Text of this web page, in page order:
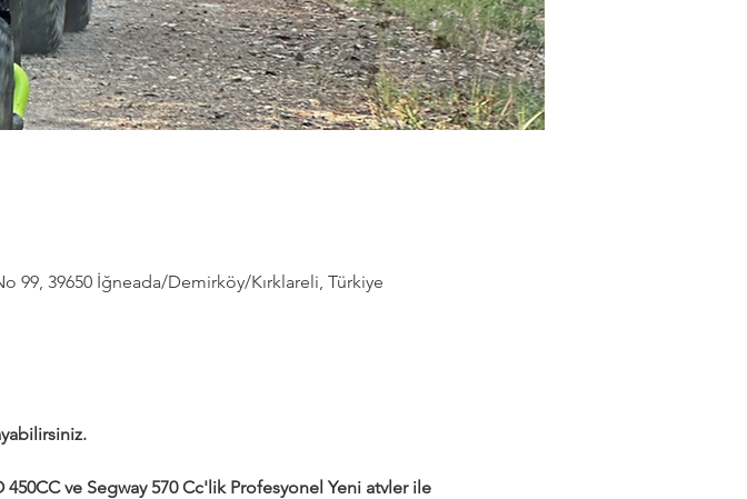
99, 39650 İğneada/Demirköy/Kırklareli, Türkiye
ve Segway 570 Cc'lik Profesyonel Yeni atvler ile